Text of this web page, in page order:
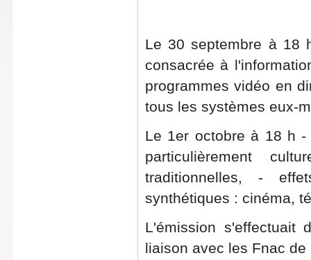
Le 30 septembre à 18
consacrée à
programmes vidéo en
tous les systèmes eux-
Le 1er octobre à 18 h -
particulièrement
traditionnelles, -
synthétiques : cinéma,
L'émission s'effectuait
liaison avec les Fnac